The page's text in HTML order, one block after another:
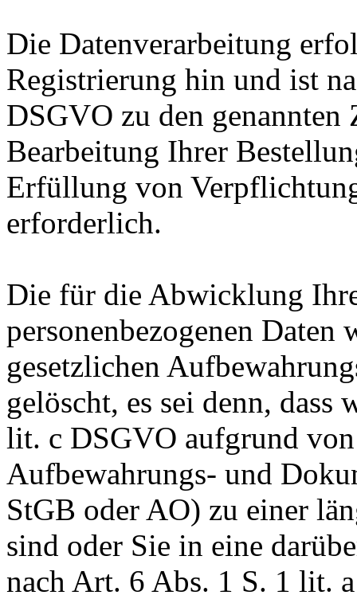
Die Datenverarbeitung
Registrierung hin und ist
DSGVO zu den genannten
Bearbeitung Ihrer
Erfüllung von
erforderlich.
Die für die Abwicklung
personenbezogenen
gesetzlichen
gelöscht, es sei denn,
lit. c DSGVO aufgrund
Aufbewahrungs- und
StGB oder AO) zu einer
sind oder Sie in eine
nach Art. 6 Abs. 1 S. 1 lit.